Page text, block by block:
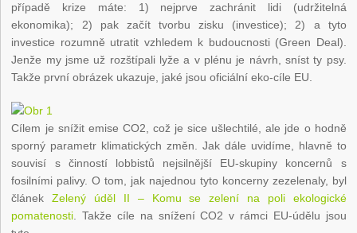
případě krize máte: 1) nejprve zachránit lidi (udržitelná
ekonomika); 2) pak začít tvorbu zisku (investice); 2) a tyto
investice rozumně utratit vzhledem k budoucnosti (Green Deal).
Jenže my jsme už rozštípali lyže a v plénu je návrh, sníst ty psy.
Takže první obrázek ukazuje, jaké jsou oficiální eko-cíle EU.
Cílem je snížit emise CO2, což je sice ušlechtilé, ale jde o hodně
sporný parametr klimatických změn. Jak dále uvidíme, hlavně to
souvisí s činností lobbistů nejsilnější EU-skupiny koncernů s
fosilními palivy. O tom, jak najednou tyto koncerny zezelenaly, byl
článekZelený úděl II – Komu se zelení na poli ekologické
pomatenosti. Takže cíle na snížení CO2 v rámci EU-údělu jsou